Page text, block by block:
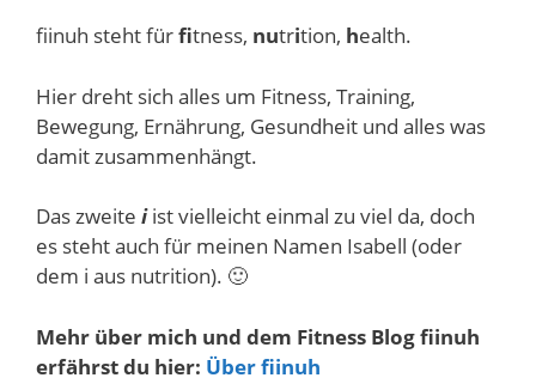
fiinuh steht fürfitness, nutrition, health.
Hier dreht sich alles um Fitness, Training,
Bewegung, Ernährung, Gesundheit und alles was
damit zusammenhängt.
Das zweite i ist vielleicht einmal zu viel da, doch
es steht auch für meinen Namen Isabell (oder
dem i aus nutrition). 🙂
Mehr über mich und dem Fitness Blog fiinuh
erfährst du hier: Über fiinuh